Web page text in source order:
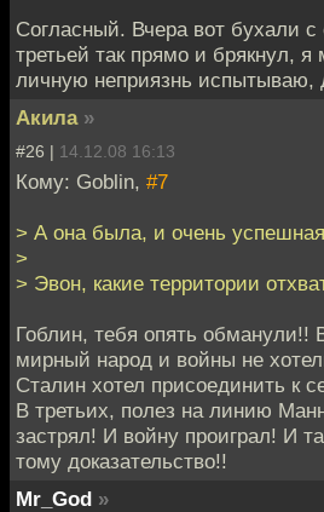
Согласный. Вчера вот бухали с
третьей так прямо и брякнул,
личную неприязнь испытываю,
Акила »
#26 | 14.12.08 16:13
Кому: Goblin, #7
> А она была, и очень
>
> Эвон, какие территории
Гоблин, тебя опять
мирный народ и войны не
Сталин хотел присоединить к
В третьих, полез на линию
застрял! И войну проиграл! И
тому доказательство!!
Mr_God »